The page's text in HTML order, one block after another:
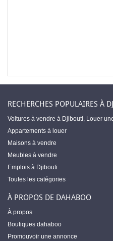
RECHERCHES POPULAIRES À
Voitures à vendre à Djibouti, Louer
Appartements à louer
Maisons à vendre
Meubles à vendre
Emplois à Djibouti
Toutes les catégories
À PROPOS DE DAHABOO
À propos
Boutiques dahaboo
Promouvoir une annonce